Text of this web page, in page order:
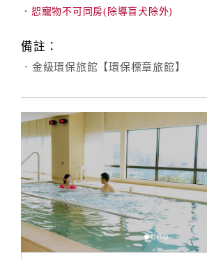
．恕寵物不可同房(除導盲犬除外)
備註：
．金級環保旅館【環保標章旅館】